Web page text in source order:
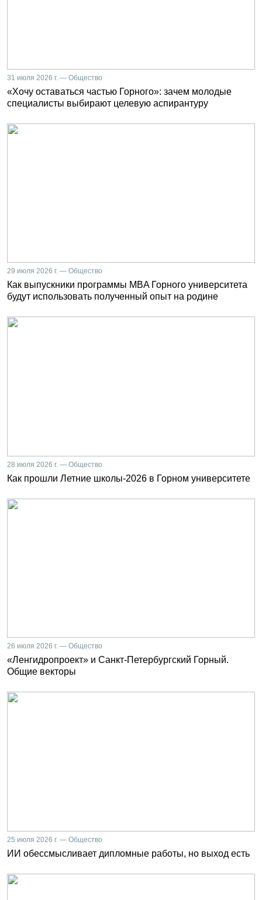
31 июля 2026 г. — Общество
«Хочу оставаться частью Горного»: зачем молодые
специалисты выбирают целевую аспирантуру
29 июля 2026 г. — Общество
Как выпускники программы MBA Горного университета
будут использовать полученный опыт на родине
28 июля 2026 г. — Общество
Как прошли Летние школы-2026 в Горном университете
26 июля 2026 г. — Общество
«Ленгидропроект» и Санкт-Петербургский Горный.
Общие векторы
25 июля 2026 г. — Общество
ИИ обессмысливает дипломные работы, но выход есть